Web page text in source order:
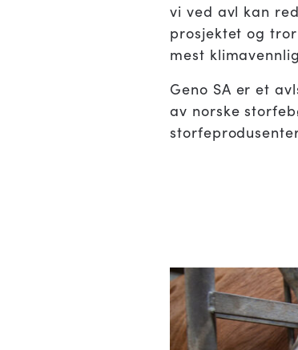
vi ved avl kan
prosjektet og
mest
Geno SA er et
av norske